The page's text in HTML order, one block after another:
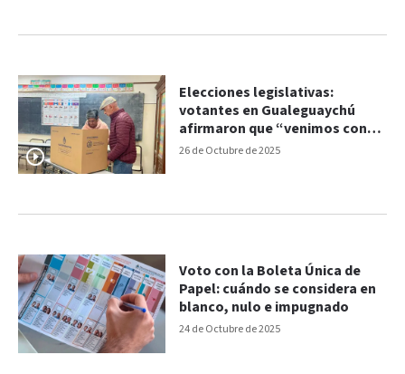
26 de Octubre de 2025
Elecciones legislativas:
votantes en Gualeguaychú
afirmaron que “venimos con
compromiso y esperanza”
24 de Octubre de 2025
Voto con la Boleta Única de
Papel: cuándo se considera en
blanco, nulo e impugnado